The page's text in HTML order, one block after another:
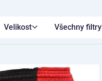
Velikost Všechny filtry